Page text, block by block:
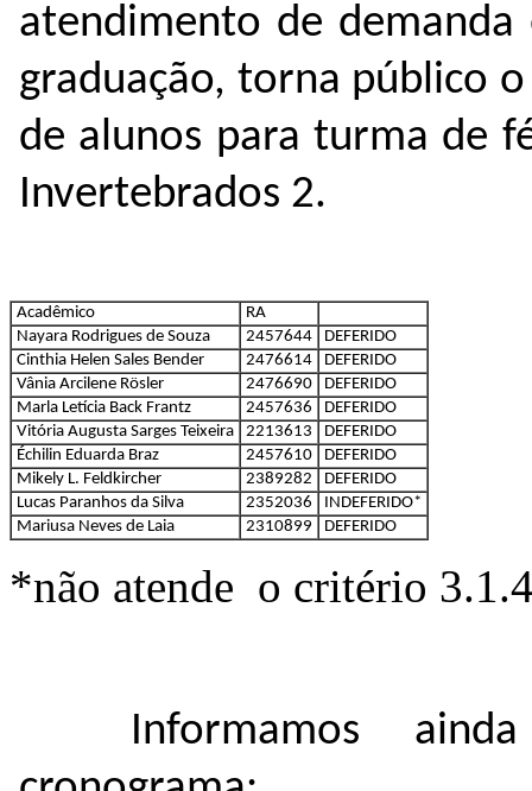
atendimento de demanda
graduação, torna público
de alunos para turma de
Invertebrados 2.
Acadêmico
RA
Nayara Rodrigues de Souza
2457644
DEFERIDO
Cinthia Helen Sales Bender
2476614
DEFERIDO
Vânia Arcilene Rösler
2476690
DEFERIDO
Marla Letícia Back Frantz
2457636
DEFERIDO
Vitória Augusta Sarges Teixeira
2213613
DEFERIDO
Échilin Eduarda Braz
2457610
DEFERIDO
Mikely L. Feldkircher
2389282
DEFERIDO
Lucas Paranhos da Silva
2352036
INDEFERIDO*
Mariusa Neves de Laia
2310899 DEFERIDO
*não atende o critério
Informamos